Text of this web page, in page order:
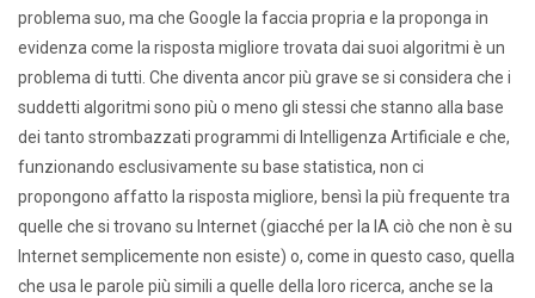
problema suo, ma che Google la faccia propria e la proponga in
evidenza come la risposta migliore trovata dai suoi algoritmi è un
problema di tutti. Che diventa ancor più grave se si considera che i
suddetti algoritmi sono più o meno gli stessi che stanno alla base
dei tanto strombazzati programmi di Intelligenza Artificiale e che,
funzionando esclusivamente su base statistica, non ci
propongono affatto la risposta migliore, bensì la più frequente tra
quelle che si trovano su Internet (giacché per la IA ciò che non è su
Internet semplicemente non esiste) o, come in questo caso, quella
che usa le parole più simili a quelle della loro ricerca, anche se la